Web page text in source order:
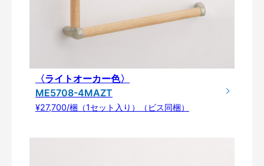
〈ライトオーカー色〉
ME5708-4MAZT
¥27,700/梱（1セット入り）（ビス同梱）